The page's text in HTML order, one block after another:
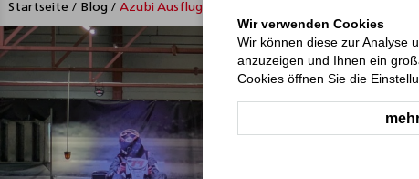
Startseite / Blog / Azubi Ausflug zum Kartfahren
Wir verwenden Cookies
Wir können diese zur Analyse
anzuzeigen und Ihnen ein
Cookies öffnen Sie die